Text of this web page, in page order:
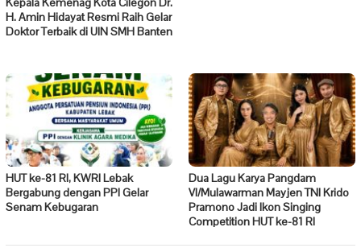
H. Amin Hidayat Resmi Raih Gelar
Doktor Terbaik di UIN SMH Banten
HUT ke-81 RI, KWRI Lebak
Bergabung dengan PPI Gelar
Senam Kebugaran
Dua Lagu Karya Pangdam
VI/Mulawarman Mayjen TNI Krido
Pramono Jadi Ikon Singing
Competition HUT ke-81 RI